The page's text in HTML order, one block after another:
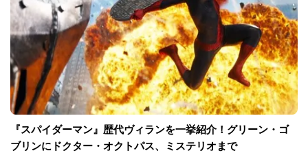
『スパイダーマン』歴代ヴィランを一挙紹介！グリーン・ゴ
ブリンにドクター・オクトパス、ミステリオまで